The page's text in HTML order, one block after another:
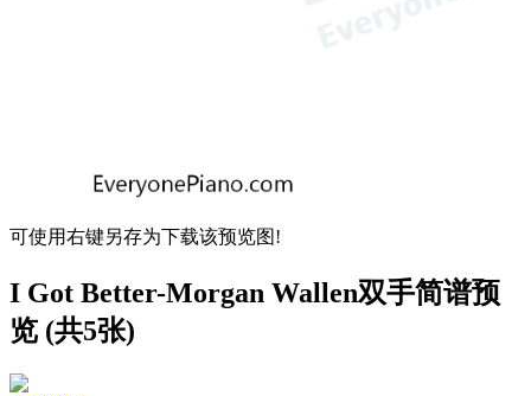
可使用右键另存为下载该预览图!
I Got Better-Morgan Wallen双手简谱预
览 (共5张)